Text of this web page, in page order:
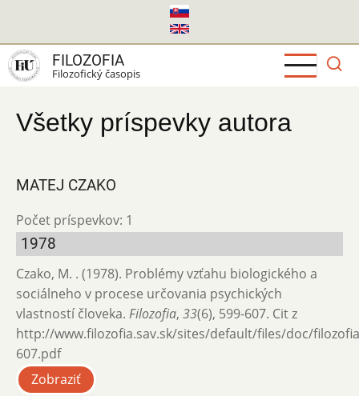
hlavný
obsah
FILOZOFIA
Filozofický časopis
Všetky príspevky autora
MATEJ CZAKO
Počet príspevkov: 1
1978
Czako, M. . (1978). Problémy vzťahu biologického a
sociálneho v procese určovania psychických
vlastností človeka. Filozofia, 33(6), 599-607. Cit z
http://www.filozofia.sav.sk/sites/default/files/doc/
607.pdf
Zobraziť